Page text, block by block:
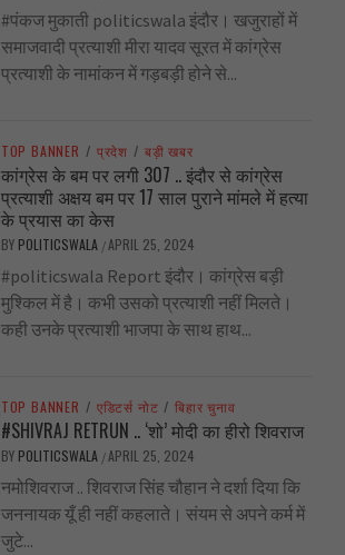
#पंकज मुकाती politicswala इंदौर। खजुराहों में
समाजवादी प्रत्याशी मीरा यादव सूरत में कांग्रेस
प्रत्याशी के नामांकन में गड़बड़ी होने से...
TOP BANNER / प्रदेश / बड़ी खबर
कांग्रेस के बम पर लगी 307 .. इंदौर से कांग्रेस
प्रत्याशी अक्षय बम पर 17 साल पुराने मांमले में हत्या
के प्रयास का केस
BY POLITICSWALA /APRIL 25, 2024
#politicswala Report इंदौर। कांग्रेस बड़ी
मुश्किल में है। कभी उसको प्रत्याशी नहीं मिलते।
कही उनके प्रत्याशी भाजपा के साथ हाथ...
TOP BANNER / एडिटर्स नोट / बिहार चुनाव
#SHIVRAJ RETRUN .. ‘शो’ मोदी का हीरो शिवराज
BY POLITICSWALA /APRIL 25, 2024
नमोशिवराज .. शिवराज सिंह चौहान ने दर्शा दिया कि
जननायक यूँ ही नहीं कहलाते। संयम से अपने कर्म में
जुटे...